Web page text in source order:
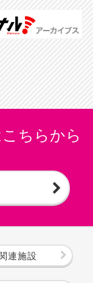
ちらから
連施設